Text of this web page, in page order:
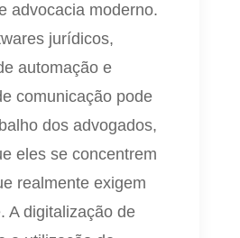
advocacia moderno.
jurídicos,
automação e
comunicação pode
dos advogados,
eles se concentrem
realmente exigem
A digitalização de